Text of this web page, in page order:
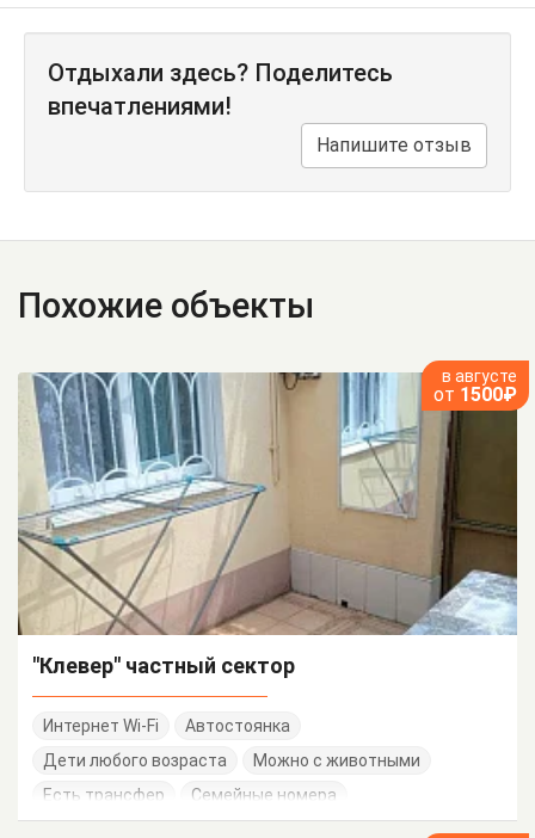
Отдыхали здесь? Поделитесь
впечатлениями!
Напишите отзыв
Похожие объекты
в августе
от 1500₽
"Клевер" частный сектор
Интернет Wi-Fi
Автостоянка
Дети любого возраста
Можно с животными
Есть трансфер
Семейные номера